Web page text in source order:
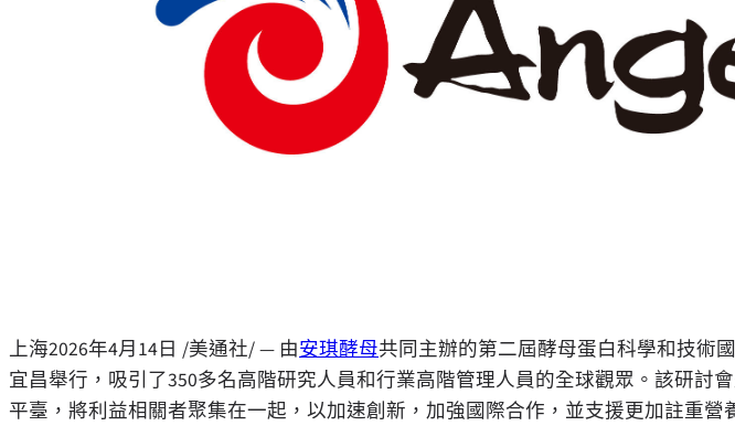
上海2026年4月14日 /美通社/ — 由安琪酵母共同主辦的第二屆酵母蛋白科學和技術
宜昌舉行，吸引了350多名高階研究人員和行業高階管理人員的全球觀眾。該研討
平臺，將利益相關者聚集在一起，以加速創新，加強國際合作，並支援更加註重營